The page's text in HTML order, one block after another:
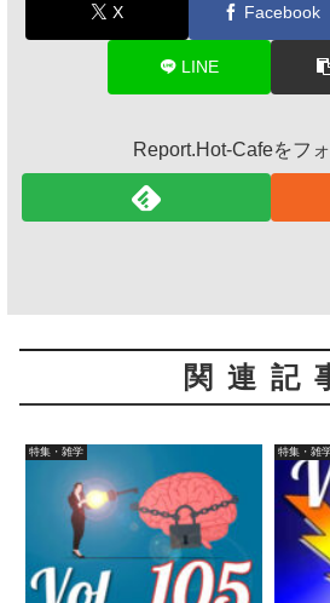
X Facebook
LINE
Report.Hot-Cafeをフ
関連記
特集・雑学 特集・雑